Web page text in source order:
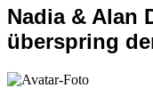
Nadia & Alan
überspring